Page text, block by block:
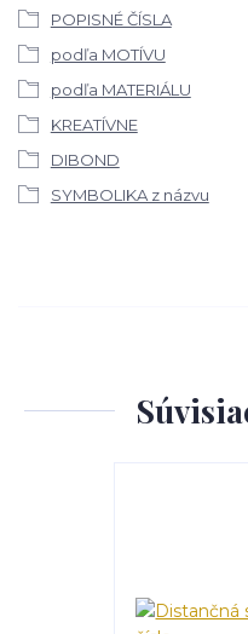
POPISNÉ ČÍSLA
podľa MOTÍVU
podľa MATERIÁLU
KREATÍVNE
DIBOND
SYMBOLIKA z názvu